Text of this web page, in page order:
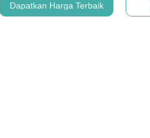
Dapatkan Harga Terbaik